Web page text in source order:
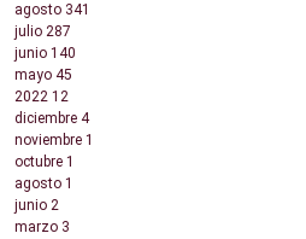
agosto 341
julio 287
junio 140
mayo 45
2022 12
diciembre 4
noviembre 1
octubre 1
agosto 1
junio 2
marzo 3